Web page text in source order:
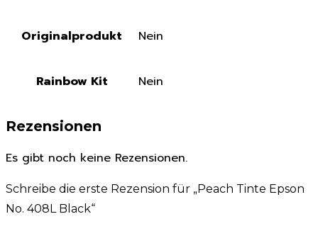
Originalprodukt Nein
Rainbow Kit Nein
Rezensionen
Es gibt noch keine Rezensionen.
Schreibe die erste Rezension für „Peach Tinte Epson
No. 408L Black“